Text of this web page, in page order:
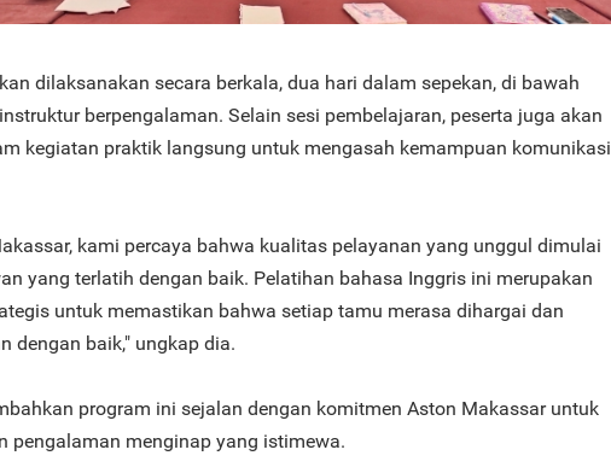
dilaksanakan secara berkala, dua hari dalam sepekan, di bawah
berpengalaman. Selain sesi pembelajaran, peserta juga akan
kegiatan praktik langsung untuk mengasah kemampuan komunikasi
kami percaya bahwa kualitas pelayanan yang unggul dimulai
yang terlatih dengan baik. Pelatihan bahasa Inggris ini merupakan
untuk memastikan bahwa setiap tamu merasa dihargai dan
dengan baik," ungkap dia.
program ini sejalan dengan komitmen Aston Makassar untuk
pengalaman menginap yang istimewa.